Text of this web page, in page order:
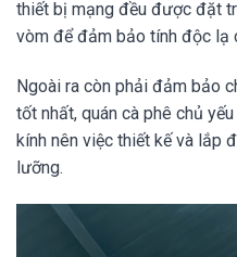
thiết bị mạng đều được đặt
vòm để đảm bảo tính độc lạ
Ngoài ra còn phải đảm bảo
tốt nhất, quán cà phê chủ
kính nên việc thiết kế và lắp
lưỡng.